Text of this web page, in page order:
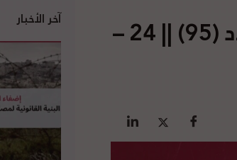
تقرير المشهد الحقوقي لفلسطين | العدد (95) || 24 –
آخر الأخبار